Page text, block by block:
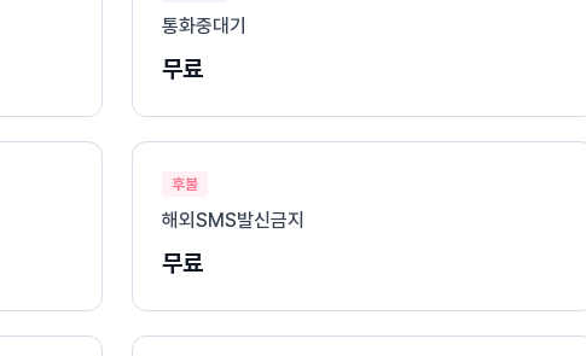
통화중대기
무료
후불
해외SMS발신금지
무료